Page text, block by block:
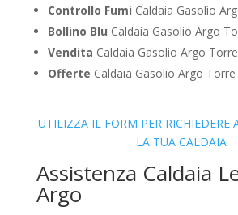
Controllo Fumi Caldaia Gasolio
Bollino Blu Caldaia Gasolio Argo
Vendita Caldaia Gasolio Argo
Offerte Caldaia Gasolio Argo Torre
UTILIZZA IL FORM PER RICHIEDERE
LA TUA CALDAIA
Assistenza Caldaia
Argo